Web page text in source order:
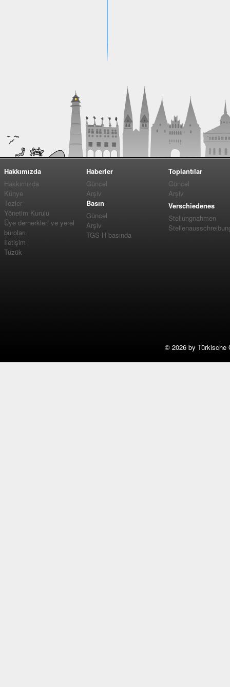
Hakkımızda
Hakkımızda
Künye
Tezler
Yönetim Kurulu
Üye dernerkleri ve yerel
büroları
İletişim
Tüzük
Haberler
Güncel
Arşiv
Basın
Güncel
Arşiv
TGS-H basında
Toplantılar
Güncel
Arşiv
Verschiedenes
Stellungnahmen
© 2026 by Türkische